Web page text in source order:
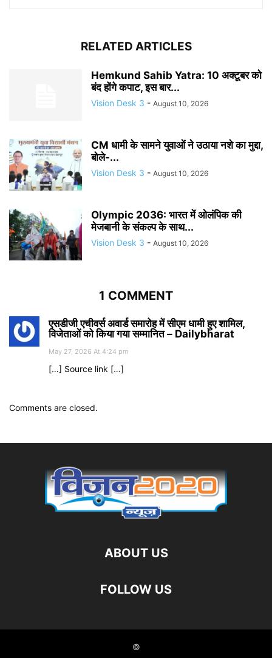
RELATED ARTICLES
Hemkund Sahib Yatra: 10 अक्टूबर को
बंद होंगे कपाट, इस बार...
Vision Desk 3 - August 10, 2026
CM धामी के सामने युवाओं ने उठाया नशे का मुद्दा,
बोले-...
Vision Desk 3 - August 10, 2026
Olympic 2036: भारत में ओलंपिक की
मेजबानी के संकल्प के साथ...
Vision Desk 3 - August 10, 2026
1 COMMENT
एसडीजी एचीवर्स अवार्ड समारोह में सीएम धामी हुए शामिल,
विजेताओं को किया गया सम्मानित – Dailybharat
May 27, 2026 At 4:24 pm
[…] Source link […]
Comments are closed.
ABOUT US
FOLLOW US
©